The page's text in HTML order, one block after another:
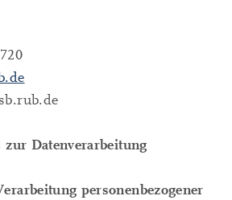
Datenverarbeitung
personenbezogener